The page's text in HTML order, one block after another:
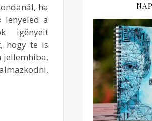
ha
lenyeled a
igényeit
hogy te is
jellemhiba,